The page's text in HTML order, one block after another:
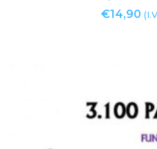
€14,90